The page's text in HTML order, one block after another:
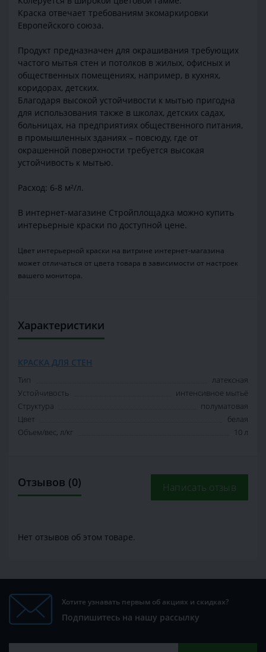
Краска отвечает требованиям экомаркировки
Европейского союза.
Продукт предназначен для окрашивания требующих
частого мытья стен и потолков в жилых, офисных и
общественных помещениях, например, в кухнях,
коридорах, детских.
Благодаря высокой устойчивости к мытью пригодна
для использования также в школах, детских садах,
больницах, на предприятиях общественного питания,
в промышленных зданиях – повсюду, где от
окрашенной поверхности требуется высокая
устойчивость к мытью.
Расход: 6-8 м²/л.
В интернет-магазине Стройплощадка можно купить
интерьерные краски по доступной цене.
Цвет интерьерной краски на витрине интернет-магазина
может отличаться от цвета товара в зависимости от настроек
вашего монитора.
Характеристики
КРАСКА ДЛЯ СТЕН
Тип
латексная
Устойчивость
интенсивное мытьё
Структура
полуматовая
Цвет
белая
Объем/вес, л/кг
10 л
Отзывов (0) Написать отзыв
Нет отзывов об этом товаре.
Хотите узнавать первым об акциях и скидках?
Подпишитесь на нашу рассылку